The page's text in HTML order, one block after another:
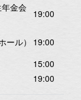
金会
19:00
ル）
19:00
15:00
19:00